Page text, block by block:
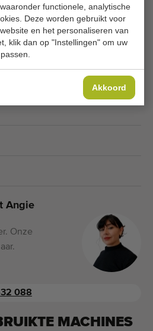
functionele, analytische
Deze worden gebruikt voor
en het personaliseren van
klik dan op "Instellingen" om uw
Akkoord
WIJZIGEN
Angie
Onze
088
MACHINES